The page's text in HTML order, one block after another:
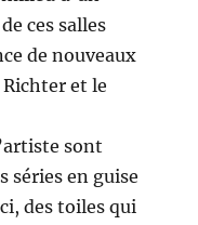
ces salles
de nouveaux
et le
sont
séries en guise
des toiles qui